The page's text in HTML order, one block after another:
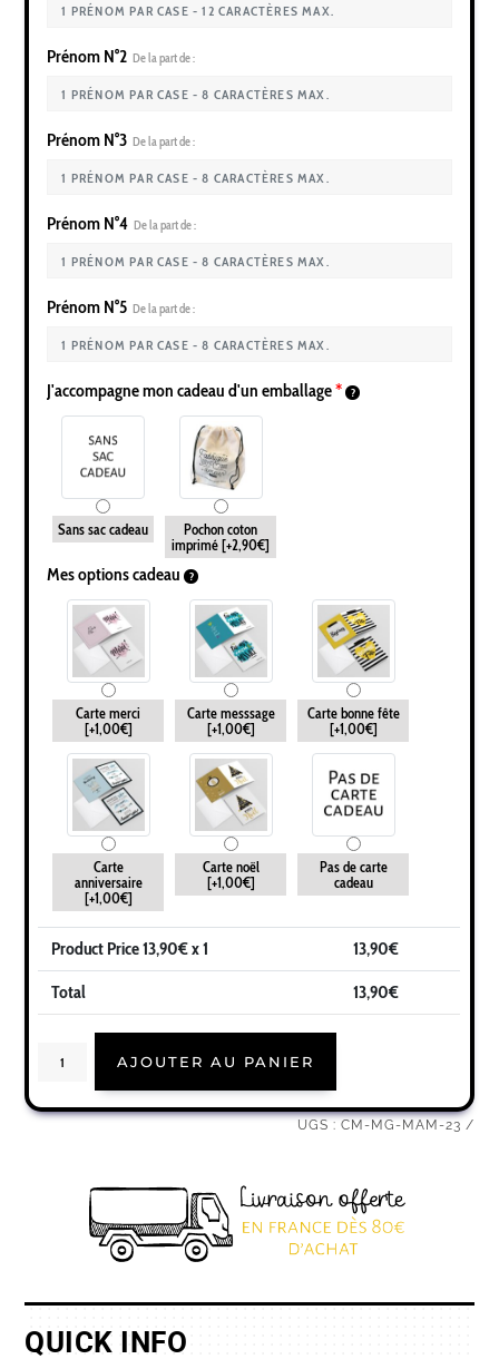
Prénom N°2 De la part de :
Prénom N°3 De la part de :
Prénom N°4 De la part de :
Prénom N°5 De la part de :
J'accompagne mon cadeau d'un emballage*
Sans sac cadeau
Pochon coton
imprimé[+2,90€]
Mes options cadeau
Carte merci
[+1,00€]
Carte messsage
[+1,00€]
Carte bonne fête
[+1,00€]
Carte
anniversaire
[+1,00€]
Carte noël
[+1,00€]
Pas de carte
cadeau
Product Price13,90€ x 1 13,90€
Total 13,90€
des
AJOUTER AU PANIER
UGS : CM-MG-MAM-23
QUICK INFO